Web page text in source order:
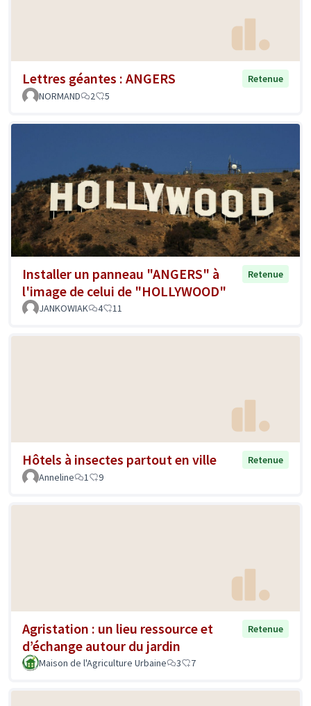
Lettres géantes : ANGERS
Retenue
NORMAND
2 5
Installer un panneau "ANGERS" à
l'image de celui de "HOLLYWOOD"
Retenue
JANKOWIAK 4 11
Hôtels à insectes partout en ville
Retenue
Anneline
1 9
Agristation : un lieu ressource et
d’échange autour du jardin
Retenue
Maison de l'Agriculture Urbaine 3 7